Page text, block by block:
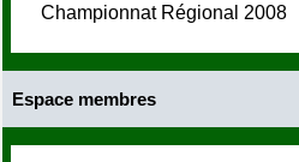
Championnat Régional 2008
Espace membres